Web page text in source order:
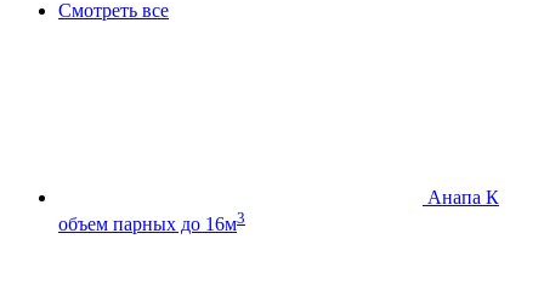
Смотреть все
Анапа К
объем парных до 16м3